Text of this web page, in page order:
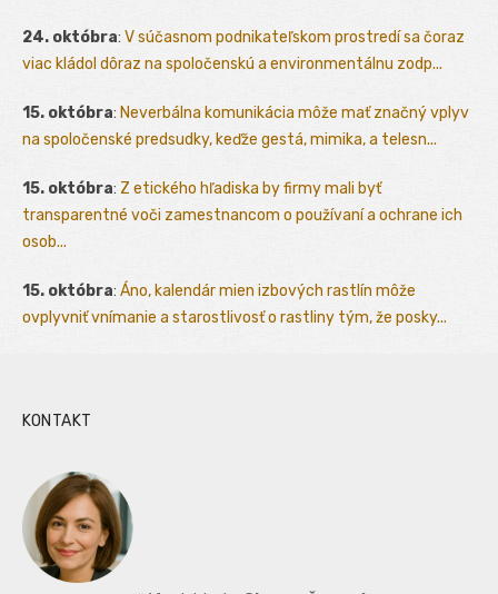
24. októbra: V súčasnom podnikateľskom prostredí sa čoraz
viac kládol dôraz na spoločenskú a environmentálnu zodp...
15. októbra: Neverbálna komunikácia môže mať značný vplyv
na spoločenské predsudky, keďže gestá, mimika, a telesn...
15. októbra: Z etického hľadiska by firmy mali byť
transparentné voči zamestnancom o používaní a ochrane ich
osob...
15. októbra: Áno, kalendár mien izbových rastlín môže
ovplyvniť vnímanie a starostlivosť o rastliny tým, že posky...
KONTAKT